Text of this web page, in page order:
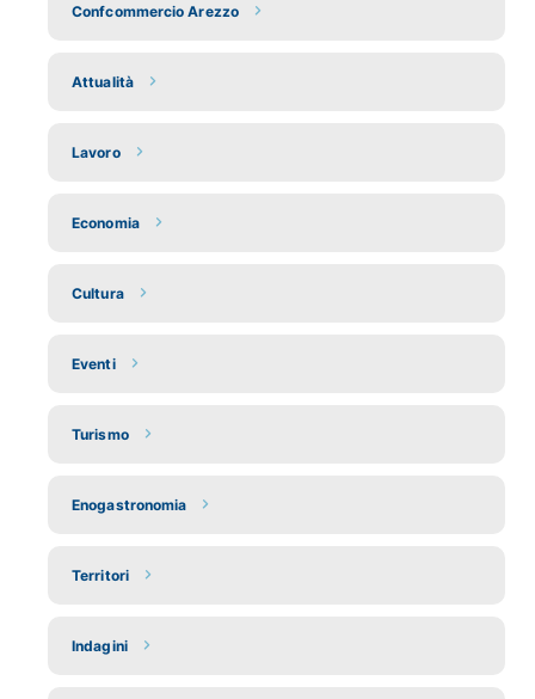
Confcommercio Arezzo
Attualità
Lavoro
Economia
Cultura
Eventi
Turismo
Enogastronomia
Territori
Indagini